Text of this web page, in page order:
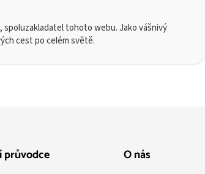
tohoto webu. Jako vášnivý
cest po celém světě.
průvodce O nás